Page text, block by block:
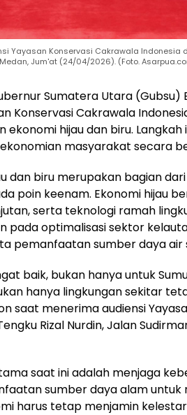
Yayasan Konservasi Cakrawala Indonesia
Jum'at (24/04/2026). (Foto.
Sumatera Utara (Gubsu)
Konservasi Cakrawala
hijau dan biru.
masyarakat secara
dan biru merupakan bagian
poin keenam. Ekonomi hijau
serta teknologi ramah
pada optimalisasi sektor
pemanfaatan sumber daya air
baik, bukan hanya untuk
hanya lingkungan sekitar
saat menerima audiensi
Rizal Nurdin, Jalan
saat ini adalah menjaga
sumber daya alam untuk
harus tetap menjamin